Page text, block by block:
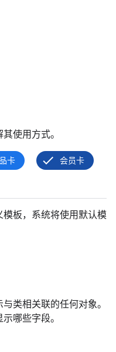
使用方式。
卡
会员卡
板，系统将使用默认模
类相关联的任何对象。
哪些字段。